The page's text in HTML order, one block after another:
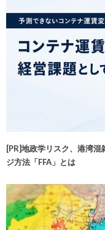
[PR]地政学リスク、港湾
ジ方法「FFA」とは